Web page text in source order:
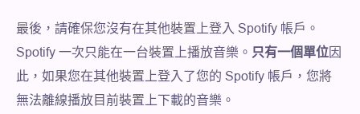
最後，請確保您沒有在其他裝置上登入 Spotify 帳戶。
Spotify 一次只能在一台裝置上播放音樂。 只有一個單位因
此，如果您在其他裝置上登入了您的 Spotify 帳戶，您將
無法離線播放目前裝置上下載的音樂。